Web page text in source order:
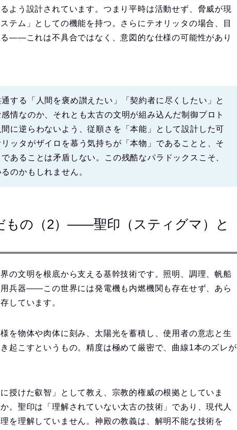
よう設計されています。つまり平時は活動せず、脅威が現
テム」としての機能を持つ。さらにテオリッタの場合、目
――これは不具合ではなく、意図的な仕様の可能性があり
する「人間を褒め讃えたい」「契約者に尽くしたい」と
情なのか、それとも太古の文明が組み込んだ制御プロト
に逆らわないよう、従順さを「本能」として設計した可
ッタがザイロを慕う気持ちが「本物」であることと、そ
あることは矛盾しない。この残酷なパラドックスこそ、
のかもしれません。
もの（2）――聖印（スティグマ）と
の文明を根底から支える基幹技術です。照明、調理、帆船
兵器――この世界には発電機も内燃機関も存在せず、あら
しています。
を物体や肉体に刻み、太陽光を蓄積し、使用者の意志と生
起こすというもの。精度は極めて厳密で、曲線1本のズレが
授けた叡智」として教え、宗教的権威の根拠としていま
。聖印は「理解されていない太古の技術」であり、現代人
を理解していません。神殿の教義は、 解明不能な技術を